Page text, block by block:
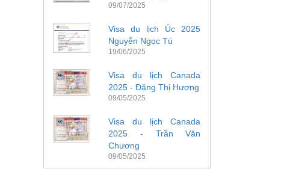
09/07/2025
Visa du lịch Úc 2025
Nguyễn Ngọc Tú
19/06/2025
Visa du lịch Canada
2025 - Đặng Thị Hương
09/05/2025
Visa du lịch Canada
2025 - Trần Văn
Chương
09/05/2025